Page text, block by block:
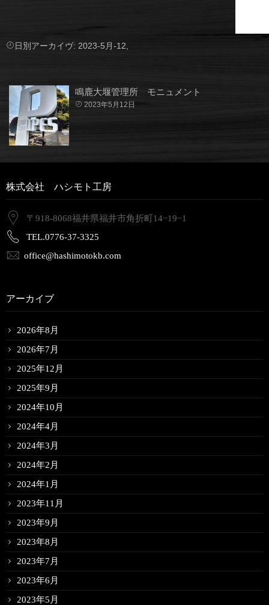
日別アーカイヴ: 2023-5月-12,
0
鳴鹿大堰管理所 モニュメント
2023年5月12日
株式会社 ハシモト工房
〒918-8068福井県福井市角折町14−19−1
TEL.0776-37-3325
office@hashimotokb.com
アーカイブ
2026年8月
2026年7月
2025年12月
2025年9月
2024年10月
2024年4月
2024年3月
2024年2月
2024年1月
2023年11月
2023年9月
2023年8月
2023年7月
2023年6月
2023年5月